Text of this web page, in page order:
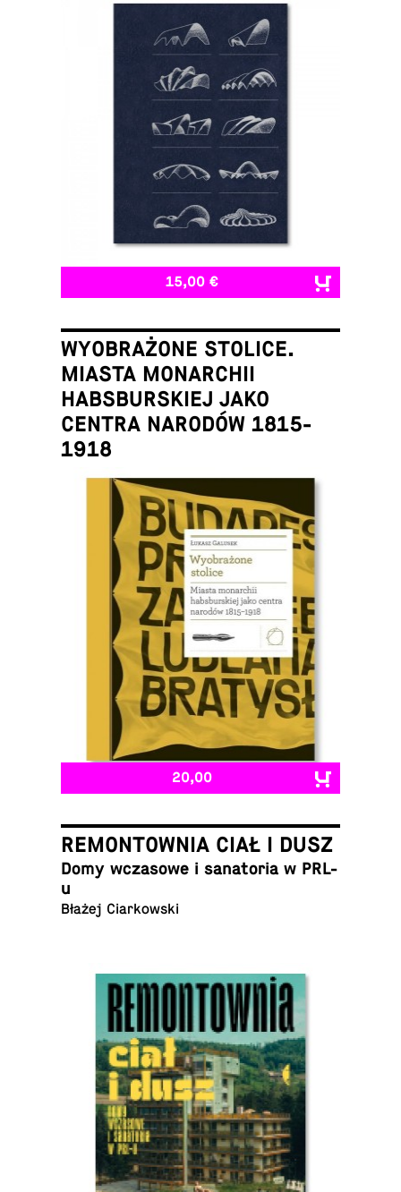
15,00 €
WYOBRAŻONE STOLICE.
MIASTA MONARCHII
HABSBURSKIEJ JAKO
CENTRA NARODÓW 1815-
1918
Łukasz Galusek
20,00
REMONTOWNIA CIAŁ I DUSZ
Domy wcza­sowe i sana­to­ria w PRL-
u
Błażej Ciarkowski